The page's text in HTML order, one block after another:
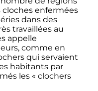
enfermées
dans des
travaillées au
appelle
comme en
qui servaient
habitants par
les « clochers